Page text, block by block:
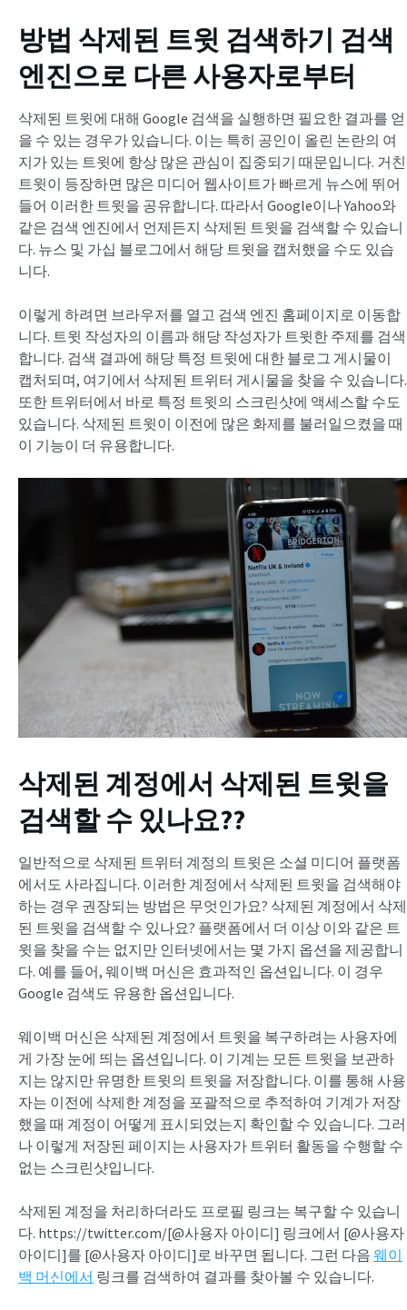
방법 삭제된 트윗 검색하기 검색
엔진으로 다른 사용자로부터
삭제된 트윗에 대해 Google 검색을 실행하면 필요한 결과를 얻
을 수 있는 경우가 있습니다. 이는 특히 공인이 올린 논란의 여
지가 있는 트윗에 항상 많은 관심이 집중되기 때문입니다. 거친
트윗이 등장하면 많은 미디어 웹사이트가 빠르게 뉴스에 뛰어
들어 이러한 트윗을 공유합니다. 따라서 Google이나 Yahoo와
같은 검색 엔진에서 언제든지 삭제된 트윗을 검색할 수 있습니
다. 뉴스 및 가십 블로그에서 해당 트윗을 캡처했을 수도 있습
니다.
이렇게 하려면 브라우저를 열고 검색 엔진 홈페이지로 이동합
니다. 트윗 작성자의 이름과 해당 작성자가 트윗한 주제를 검색
합니다. 검색 결과에 해당 특정 트윗에 대한 블로그 게시물이
캡처되며, 여기에서 삭제된 트위터 게시물을 찾을 수 있습니다.
또한 트위터에서 바로 특정 트윗의 스크린샷에 액세스할 수도
있습니다. 삭제된 트윗이 이전에 많은 화제를 불러일으켰을 때
이 기능이 더 유용합니다.
삭제된 계정에서 삭제된 트윗을
검색할 수 있나요??
일반적으로 삭제된 트위터 계정의 트윗은 소셜 미디어 플랫폼
에서도 사라집니다. 이러한 계정에서 삭제된 트윗을 검색해야
하는 경우 권장되는 방법은 무엇인가요? 삭제된 계정에서 삭제
된 트윗을 검색할 수 있나요? 플랫폼에서 더 이상 이와 같은 트
윗을 찾을 수는 없지만 인터넷에서는 몇 가지 옵션을 제공합니
다. 예를 들어, 웨이백 머신은 효과적인 옵션입니다. 이 경우
Google 검색도 유용한 옵션입니다.
웨이백 머신은 삭제된 계정에서 트윗을 복구하려는 사용자에
게 가장 눈에 띄는 옵션입니다. 이 기계는 모든 트윗을 보관하
지는 않지만 유명한 트윗의 트윗을 저장합니다. 이를 통해 사용
자는 이전에 삭제한 계정을 포괄적으로 추적하여 기계가 저장
했을 때 계정이 어떻게 표시되었는지 확인할 수 있습니다. 그러
나 이렇게 저장된 페이지는 사용자가 트위터 활동을 수행할 수
없는 스크린샷입니다.
삭제된 계정을 처리하더라도 프로필 링크는 복구할 수 있습니
다. https://twitter.com/[@사용자 아이디] 링크에서 [@사용자
아이디]를 [@사용자 아이디]로 바꾸면 됩니다. 그런 다음 웨이
백 머신에서 링크를 검색하여 결과를 찾아볼 수 있습니다.